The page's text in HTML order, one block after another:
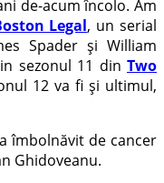
de-acum încolo. Am
Legal, un serial
Spader și William
sezonul 11 din Two
12 va fi și ultimul,
îmbolnăvit de cancer
Ghidoveanu.